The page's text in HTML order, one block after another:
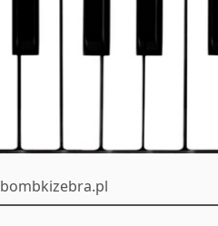
bombkizebra.pl